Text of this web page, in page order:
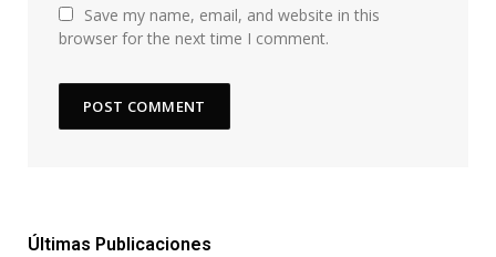
Save my name, email, and website in this
browser for the next time I comment.
Últimas Publicaciones